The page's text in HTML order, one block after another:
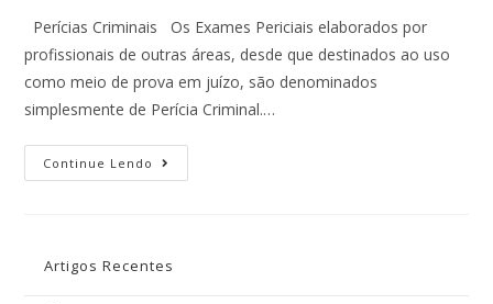
Perícias Criminais Os Exames Periciais elaborados por
profissionais de outras áreas, desde que destinados ao uso
como meio de prova em juízo, são denominados
simplesmente de Perícia Criminal.…
Continue Lendo
Artigos Recentes